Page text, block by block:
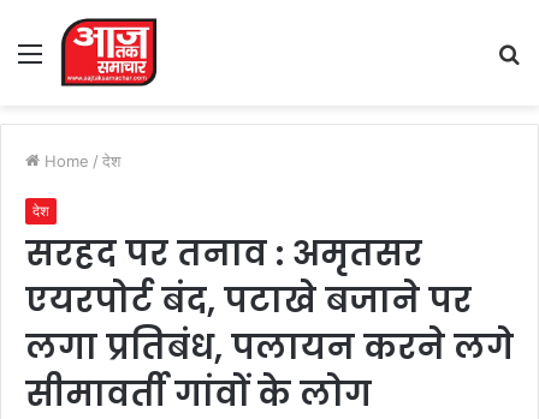
Menu
Home / देश
देश
सरहद पर तनाव : अमृतसर
एयरपोर्ट बंद, पटाखे बजाने पर
लगा प्रतिबंध, पलायन करने लगे
सीमावर्ती गांवों के लोग